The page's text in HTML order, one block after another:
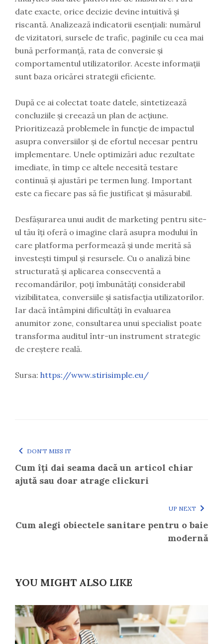
date exacte, orice decizie devine intuitivă și
riscantă. Analizează indicatorii esențiali: numărul
de vizitatori, sursele de trafic, paginile cu cea mai
bună performanță, rata de conversie și
comportamentul utilizatorilor. Aceste informații
sunt baza oricărei strategii eficiente.
După ce ai colectat toate datele, sintetizează
concluziile și creează un plan de acțiune.
Prioritizează problemele în funcție de impactul
asupra conversiilor și de efortul necesar pentru
implementare. Unele optimizări aduc rezultate
imediate, în timp ce altele necesită testare
continuă și ajustări pe termen lung. Important
este ca fiecare pas să fie justificat și măsurabil.
Desfășurarea unui audit de marketing pentru site-
ul tău îți oferă o imagine clară asupra modului în
care platforma performează și unde merită să
investești timpul și resursele. Cu o analiză bine
structurată și aplicarea consecventă a
recomandărilor, poți îmbunătăți considerabil
vizibilitatea, conversiile și satisfacția utilizatorilor.
Iar dacă întâmpini dificultăți în evaluarea
anumitor zone, consultarea unui specialist poate
transforma auditul într-un instrument strategic
de creștere reală.
Sursa: https://www.stirisimple.eu/
DON'T MISS IT
Cum îți dai seama dacă un articol chiar
ajută sau doar atrage clickuri
UP NEXT
Cum alegi obiectele sanitare pentru o baie
modernă
YOU MIGHT ALSO LIKE